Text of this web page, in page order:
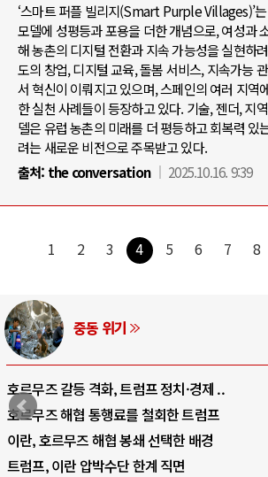
‘스마트 퍼플 빌리지(Smart Purple Villages)’
모델에 성평등과 포용을 더한 개념으로, 여성과
해 농촌의 디지털 전환과 지속 가능성을 실현하
도의 창업, 디지털 교육, 돌봄 서비스, 지속가능
서 혁신이 이뤄지고 있으며, 스페인의 여러 지역
한 실천 사례들이 등장하고 있다. 기술, 젠더, 지
델은 유럽 농촌의 미래를 더 평등하고 회복력 있
려는 새로운 비전으로 주목받고 있다.
출처: the conversation 2025.10.16. 9:39
1 2 3 4 5 6 7 8
중동 위기
호르무즈 갈등 격화, 트럼프 정치·경제 ..
호르무즈 해협 통행료를 철회한 트럼프
이란, 호르무즈 해협 봉쇄 선택한 배경
트럼프, 이란 압박수단 한계 직면